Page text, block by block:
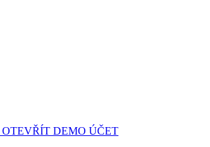
OTEVŘÍT DEMO ÚČET